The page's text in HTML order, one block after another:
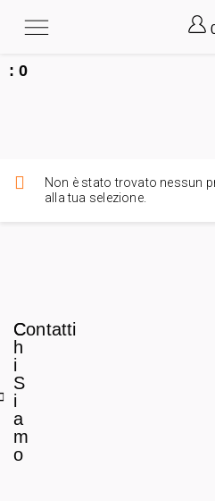
:0
Non è stato trovato nessun
alla tua selezione.
C
h
i
S
i
a
m
o
Contatti